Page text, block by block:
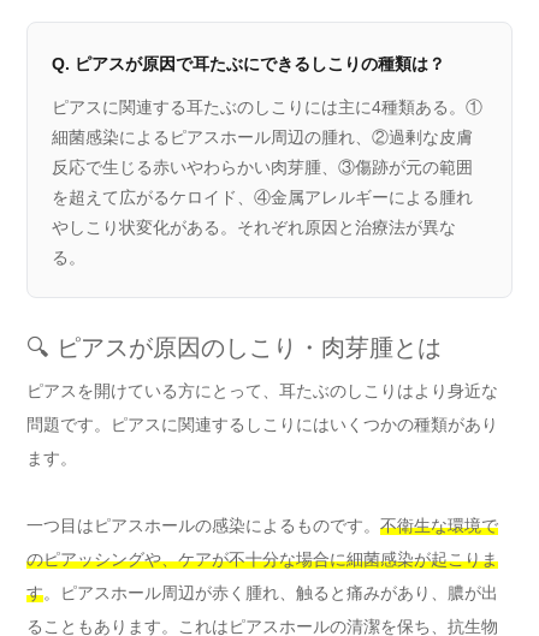
Q. ピアスが原因で耳たぶにできるしこりの種類は？
ピアスに関連する耳たぶのしこりには主に4種類ある。①
細菌感染によるピアスホール周辺の腫れ、②過剰な皮膚
反応で生じる赤いやわらかい肉芽腫、③傷跡が元の範囲
を超えて広がるケロイド、④金属アレルギーによる腫れ
やしこり状変化がある。それぞれ原因と治療法が異な
る。
🔍 ピアスが原因のしこり・肉芽腫とは
ピアスを開けている方にとって、耳たぶのしこりはより身近な
問題です。ピアスに関連するしこりにはいくつかの種類があり
ます。
一つ目はピアスホールの感染によるものです。 不衛生な環境で
のピアッシングや、ケアが不十分な場合に細菌感染が起こりま
す。ピアスホール周辺が赤く腫れ、触ると痛みがあり、膿が出
ることもあります。これはピアスホールの清潔を保ち、抗生物